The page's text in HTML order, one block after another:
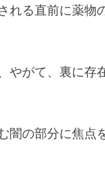
れる直前に薬物
やがて、裏に存
闇の部分に焦点